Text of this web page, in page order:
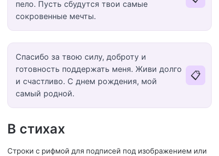
пело. Пусть сбудутся твои самые
сокровенные мечты.
Спасибо за твою силу, доброту и
готовность поддержать меня. Живи долго
и счастливо. С днем рождения, мой
самый родной.
📋
В стихах
Строки с рифмой для подписей под изображением или